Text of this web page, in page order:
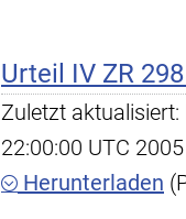
Urteil IV ZR
Zuletzt
22:00:00 UTC 2005
Herunterladen